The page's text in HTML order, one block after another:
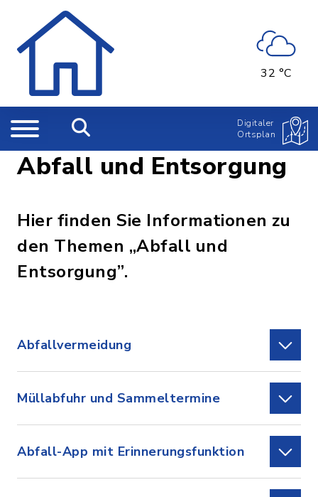
32 °C
Digitaler
Ortsplan
Abfall und Entsorgung
Hier finden Sie Informationen zu
den Themen „Abfall und
Entsorgung”.
Abfallvermeidung
Müllabfuhr und Sammeltermine
Abfall-App mit Erinnerungsfunktion